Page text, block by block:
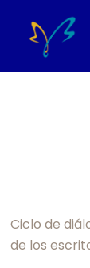
Ciclo de
de los